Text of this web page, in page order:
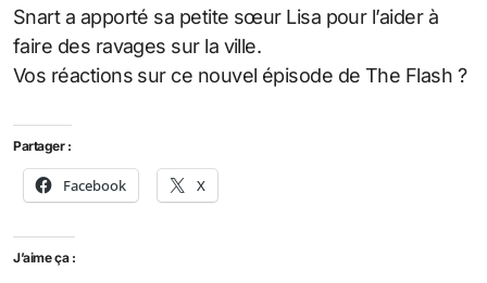
Snart a apporté sa petite sœur Lisa pour l’aider à
faire des ravages sur la ville.
Vos réactions sur ce nouvel épisode de The Flash ?
Partager :
Facebook X
J’aime ça :